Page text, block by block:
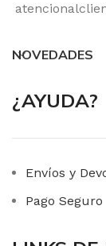
NOVEDADES
¿AYUDA?
Envíos y
Pago Seguro